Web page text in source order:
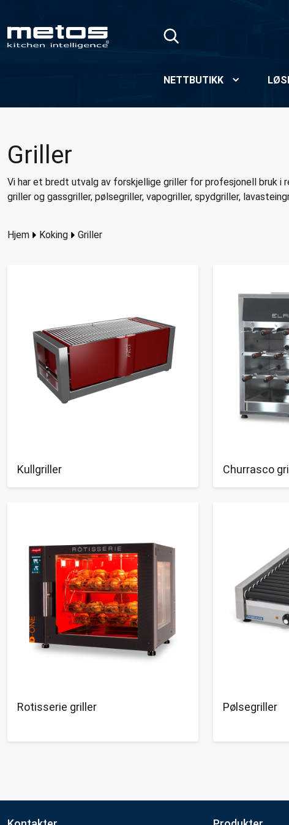
NETTBUTIKK
Griller
Vi har et bredt utvalg av forskjellige griller for profesjonell bruk i
griller og gassgriller, pølsegriller, vapogriller, spydgriller,
Hjem Koking Griller
Kullgriller Churrasco
Rotisserie griller Pølsegriller